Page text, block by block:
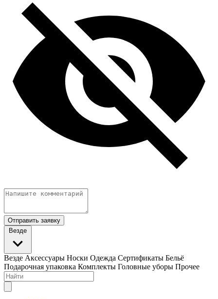
Отправить заявку
Везде
Везде Аксессуары Носки Одежда Сертификаты Бельё
Подарочная упаковка Комплекты Головные уборы Прочее